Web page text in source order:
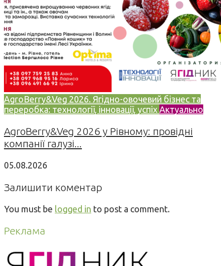
AgroBerry&Veg 2026. Ягідно-овочевий бізнес та
переробка: технології, інновації, успіх Актуально
AgroBerry&Veg 2026 у Рівному: провідні
компанії галузі...
05.08.2026
Залишити коментар
You must be logged in to post a comment.
Реклама